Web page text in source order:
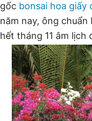
gốc bonsai hoa giấy
năm nay, ông
hết tháng 11 âm lịch